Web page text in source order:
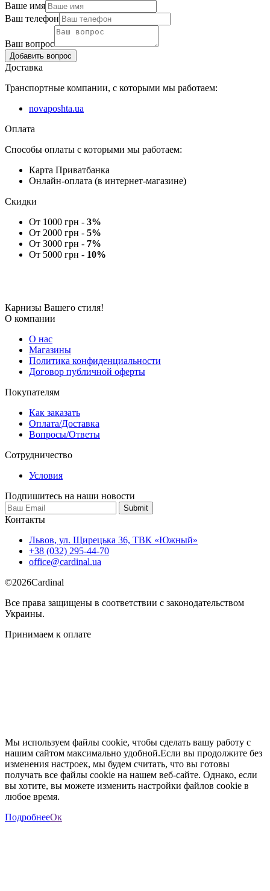
Ваше имя
Ваш телефон
Ваш вопрос
Добавить вопрос
Доставка
Транспортные компании, с которыми мы работаем:
novaposhta.ua
Оплата
Способы оплаты с которыми мы работаем:
Карта Приватбанка
Онлайн-оплата (в интернет-магазине)
Скидки
От 1000 грн - 3%
От 2000 грн - 5%
От 3000 грн - 7%
От 5000 грн - 10%
Карнизы Вашего стиля!
О компании
О нас
Магазины
Политика конфиденциальности
Договор публичной оферты
Покупателям
Как заказать
Оплата/Доставка
Вопросы/Ответы
Сотрудничество
Условия
Подпишитесь на наши новости
Контакты
Львов, ул. Щирецька 36, ТВК «Южный»
+38 (032) 295-44-70
office@cardinal.ua
©2026Cardinal
Все права защищены в соответствии с законодательством
Украины.
Принимаем к оплате
Мы используем файлы cookie, чтобы сделать вашу работу с
нашим сайтом максимально удобной.Если вы продолжите без
изменения настроек, мы будем считать, что вы готовы
получать все файлы cookie на нашем веб-сайте. Однако, если
вы хотите, вы можете изменить настройки файлов cookie в
любое время.
ПодробнееОк